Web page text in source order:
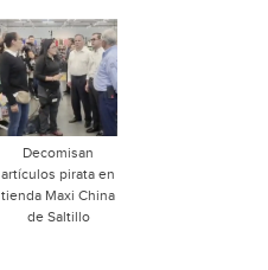
Decomisan
artículos pirata en
tienda Maxi China
de Saltillo